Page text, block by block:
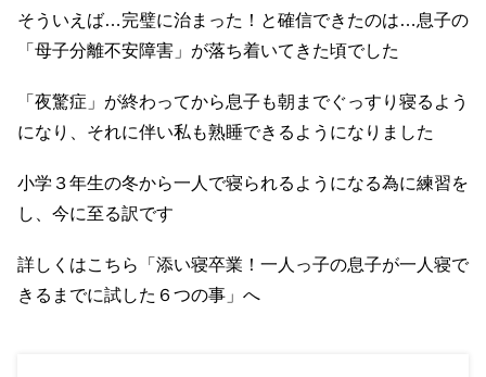
そういえば…完璧に治まった！と確信できたのは…息子の
「母子分離不安障害」が落ち着いてきた頃でした
「夜驚症」が終わってから息子も朝までぐっすり寝るよう
になり、それに伴い私も熟睡できるようになりました
小学３年生の冬から一人で寝られるようになる為に練習を
し、今に至る訳です
詳しくはこちら「添い寝卒業！一人っ子の息子が一人寝で
きるまでに試した６つの事」へ